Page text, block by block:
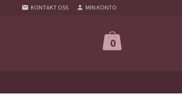
KONTAKT OSS MIN KONTO
0